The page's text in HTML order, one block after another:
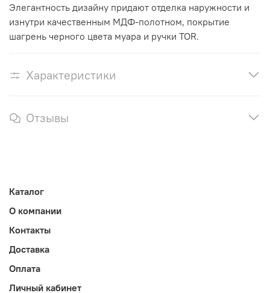
Элегантность дизайну придают отделка наружности и
изнутри качественным МДФ-полотном, покрытие
шагрень черного цвета муара и ручки TOR.
Характеристики
Отзывы
Каталог
О компании
Контакты
Доставка
Оплата
Личный кабинет